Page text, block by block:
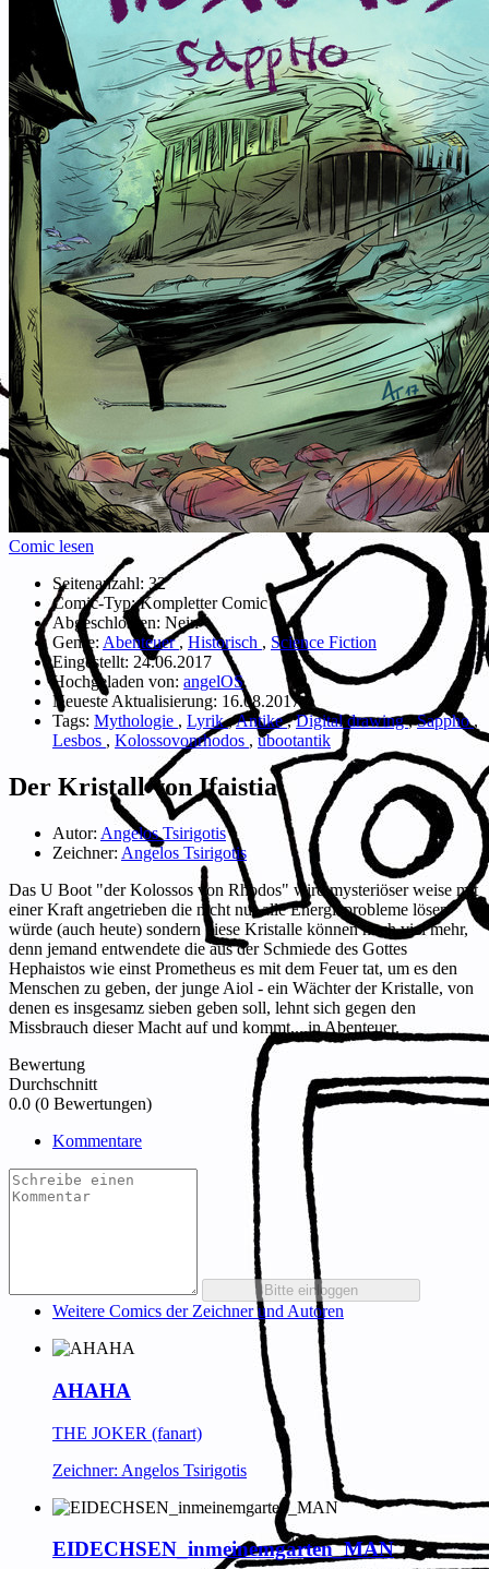
Comic lesen
Seitenanzahl: 32
Comic-Typ:Kompletter Comic
Abgeschlossen: Nein
Genre: Abenteuer, Historisch , Science Fiction
Eingestellt: 24.06.2017
Hochgeladen von: angelOS
Neueste Aktualisierung: 16.08.2017
Tags: Mythologie , Lyrik,Antike,Digital drawing,Sappho,
Lesbos , Kolossovonrhodos , ubootantik
Der Kristall von Ifaistia
Autor: Angelos Tsirigotis
Zeichner: Angelos Tsirigotis
Das U Boot "der Kolossos von Rhodos" wird mysteriöser weise mit
einer Kraft angetrieben die nicht nur alle Energieprobleme lösen
würde (auch heute) sondern diese Kristalle können noch viel mehr,
denn jemand entwendete die aus der Schmiede des Gottes
Hephaistos wie einst Prometheus es mit dem Feuer tat, um es den
Menschen zu geben, der junge Aiol - ein Wächter der Kristalle, von
denen es insgesamz sieben geben soll, lehnt sich gegen den
Missbrauch dieser Macht auf und kommt,...in Abenteuer.
Bewertung
Durchschnitt
0.0 (0 Bewertungen)
Kommentare
Weitere Comics der Zeichner und Autoren
AHAHA
THE JOKER (fanart)
Zeichner: Angelos Tsirigotis
EIDECHSEN_inmeinemgarten_MAN